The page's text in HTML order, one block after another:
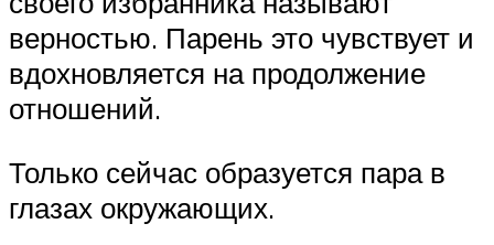
верностью. Парень это чувствует и
вдохновляется на продолжение
отношений.
Только сейчас образуется пара в
глазах окружающих.